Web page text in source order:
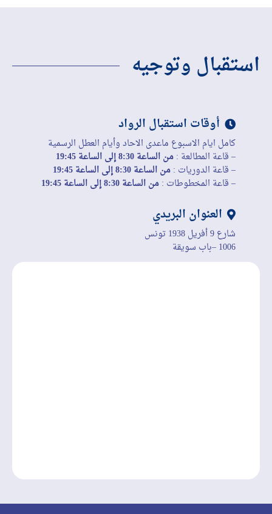
استقبال وتوجيه
أوقات استقبال الرواد
كامل ايام الاسبوع ماعدى الاحاد وأيام العطل الرسمية
– قاعة المطالعة :من الساعة 8:30 إلى الساعة 19:45
– قاعة الدوريات :من الساعة 8:30 إلى الساعة 19:45
– قاعة المخطوطات :من الساعة 8:30 إلى الساعة 19:45
العنوان البريدي
شارع 9 أفريل 1938 تونس
1006 –باب سويقة